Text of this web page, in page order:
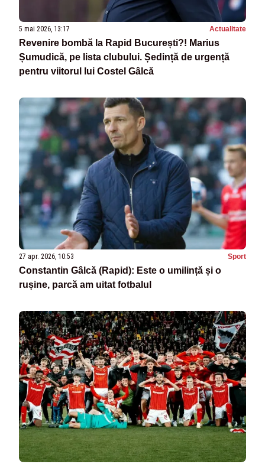
5 mai 2026, 13:17 Actualitate
Revenire bombă la Rapid București?! Marius
Șumudică, pe lista clubului. Ședință de urgență
pentru viitorul lui Costel Gâlcă
27 apr. 2026, 10:53 Sport
Constantin Gâlcă (Rapid): Este o umilință și o
rușine, parcă am uitat fotbalul